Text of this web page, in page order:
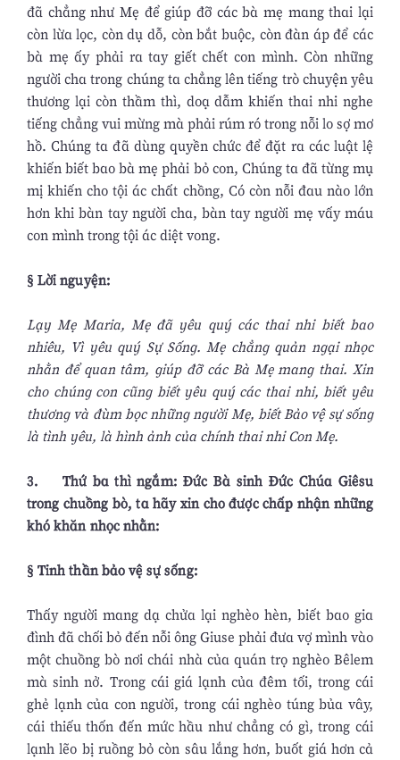
đã chẳng như Mẹ để giúp đỡ các bà mẹ mang thai lại
còn lừa lọc, còn dụ dỗ, còn bắt buộc, còn đàn áp để các
bà mẹ ấy phải ra tay giết chết con mình. Còn những
người cha trong chúng ta chẳng lên tiếng trò chuyện yêu
thương lại còn thầm thì, doạ dẫm khiến thai nhi nghe
tiếng chẳng vui mừng mà phải rúm ró trong nỗi lo sợ mơ
hồ. Chúng ta đã dùng quyền chức để đặt ra các luật lệ
khiến biết bao bà mẹ phải bỏ con, Chúng ta đã từng mụ
mị khiến cho tội ác chất chồng, Có còn nỗi đau nào lớn
hơn khi bàn tay người cha, bàn tay người mẹ vấy máu
con mình trong tội ác diệt vong.
§ Lời nguyện:
Lạy Mẹ Maria, Mẹ đã yêu quý các thai nhi biết bao
nhiêu, Vì yêu quý Sự Sống. Mẹ chẳng quản ngại nhọc
nhằn để quan tâm, giúp đỡ các Bà Mẹ mang thai. Xin
cho chúng con cũng biết yêu quý các thai nhi, biết yêu
thương và đùm bọc những người Mẹ, biết Bảo vệ sự sống
là tình yêu, là hình ảnh của chính thai nhi Con Mẹ.
3. Thứ ba thì ngắm: Đức Bà sinh Đức Chúa Giêsu
trong chuồng bò, ta hãy xin cho được chấp nhận những
khó khăn nhọc nhằn:
§ Tinh thần bảo vệ sự sống:
Thấy người mang dạ chửa lại nghèo hèn, biết bao gia
đình đã chối bỏ đến nỗi ông Giuse phải đưa vợ mình vào
một chuồng bò nơi chái nhà của quán trọ nghèo Bêlem
mà sinh nở. Trong cái giá lạnh của đêm tối, trong cái
ghẻ lạnh của con người, trong cái nghèo túng bủa vây,
cái thiếu thốn đến mức hầu như chẳng có gì, trong cái
lạnh lẽo bị ruồng bỏ còn sâu lắng hơn, buốt giá hơn cả